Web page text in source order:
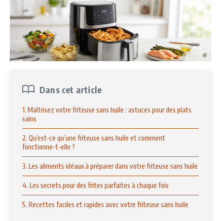
Dans cet article
1. Maîtrisez votre friteuse sans huile : astuces pour des plats
sains
2. Qu’est-ce qu’une friteuse sans huile et comment
fonctionne-t-elle ?
3. Les aliments idéaux à préparer dans votre friteuse sans huile
4. Les secrets pour des frites parfaites à chaque fois
5. Recettes faciles et rapides avec votre friteuse sans huile